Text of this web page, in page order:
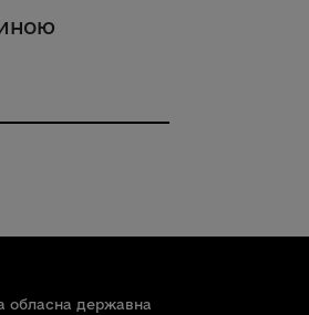
обласна державна